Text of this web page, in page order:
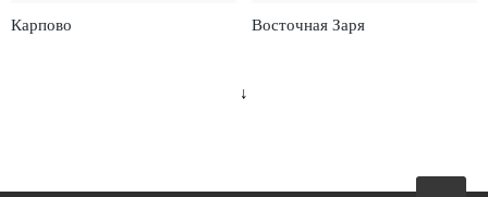
Карпово Восточная Заря
↓